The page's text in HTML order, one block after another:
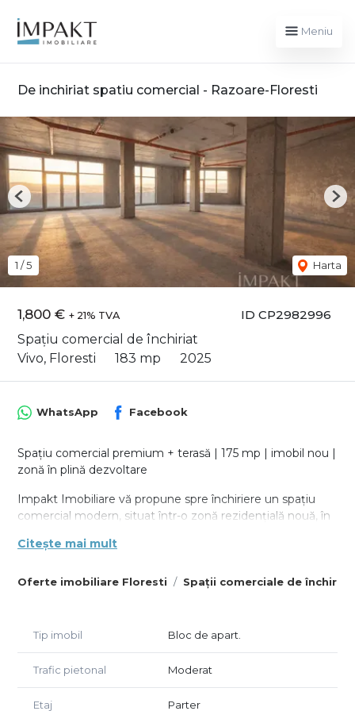
Meniu
De inchiriat spatiu comercial - Razoare-Floresti
ID CP2982996
1,800 € + 21% TVA
Spațiu comercial de închiriat
Vivo, Floresti
183 mp 2025
1 /5 Harta
Previous
Oferte imobiliare Floresti Spații comerciale de
WhatsApp Facebook
Spațiu comercial premium + terasă | 175 mp | imobil nou |
zonă în plină dezvoltare
Impakt Imobiliare vă propune spre închiriere un spațiu
comercial modern, situat într-o zonă rezidențială nouă, în
care caută vizibilitate și creștere pe termen lung.
🔹 Suprafață utilă: aprox. 175 mp
🔹 Spațiu open-space, cu posibilitate de compartimentare
flexibilă
parcursul zilei
Citește mai mult
Tip imobil Bloc de apart.
Trafic pietonal Moderat
Etaj Parter